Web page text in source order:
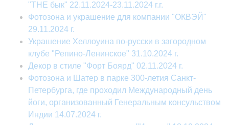
"THE бык" 22.11.2024-23.11.2024 г.г.
Фотозона и украшение для компании "ОКВЭЙ"
29.11.2024 г.
Украшение Хеллоуина по-русски в загородном
клубе "Репино-Ленинское" 31.10.2024 г.
Декор в стиле "Форт Боярд" 02.11.2024 г.
Фотозона и Шатер в парке 300-летия Санкт-
Петербурга, где проходил Международный день
йоги, организованный Генеральным консульством
Индии 14.07.2024 г.